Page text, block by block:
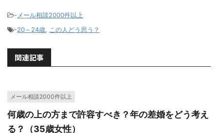
- メール相談2000件以上
-20～24歳, この人どう思う？
関連記事
メール相談2000件以上
何歳の上の方まで許容すべき？年の差婚をどう考え
る？（35歳女性）